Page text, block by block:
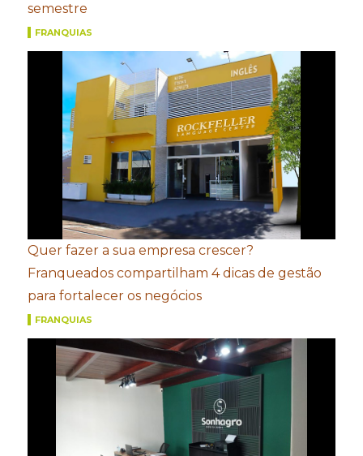
semestre
FRANQUIAS
Quer fazer a sua empresa crescer?
Franqueados compartilham 4 dicas de gestão
para fortalecer os negócios
FRANQUIAS